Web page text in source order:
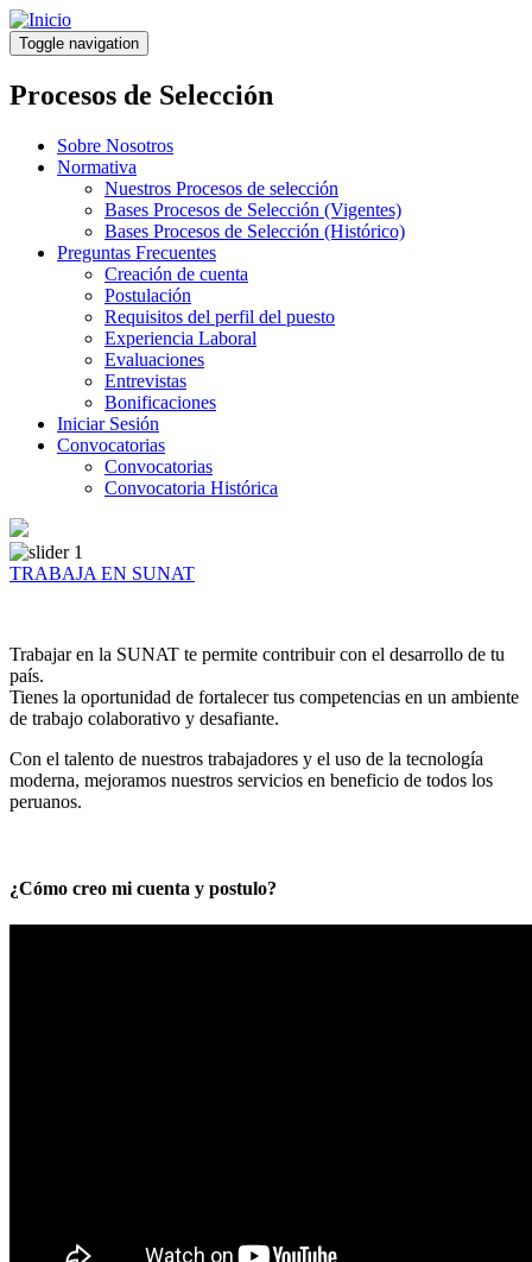
Pasar
al
contenido
principal
Toggle navigation
Procesos de Selección
Sobre Nosotros
Normativa
Nuestros Procesos de selección
Bases Procesos de Selección (Vigentes)
Bases Procesos de Selección (Histórico)
Preguntas Frecuentes
Creación de cuenta
Postulación
Requisitos del perfil del puesto
Experiencia Laboral
Evaluaciones
Entrevistas
Bonificaciones
Iniciar Sesión
Convocatorias
Convocatorias
Convocatoria Histórica
TRABAJA EN SUNAT
Trabajar en la SUNAT te permite contribuir con el desarrollo de tu
país.
Tienes la oportunidad de fortalecer tus competencias en un ambiente
de trabajo colaborativo y desafiante.
Con el talento de nuestros trabajadores y el uso de la tecnología
moderna, mejoramos nuestros servicios en beneficio de todos los
peruanos.
¿Cómo creo mi cuenta y postulo?